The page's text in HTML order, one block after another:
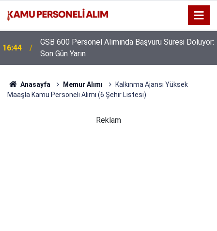
16:44
GSB 600 Personel Alımında Başvuru Süresi Doluyor:
Son Gün Yarın
Anasayfa Memur Alımı
Kalkınma Ajansı Yüksek
Maaşla Kamu Personeli Alımı (6 Şehir Listesi)
Reklam